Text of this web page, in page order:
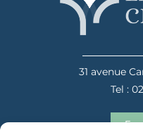
31 avenue
Tel :
En